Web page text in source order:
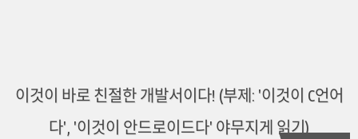
이것이 바로 친절한 개발서이다! (부제: '이것이 C언어
다', '이것이 안드로이드다' 야무지게 읽기)